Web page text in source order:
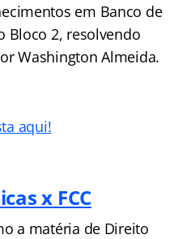
em Banco de
Bloco 2, resolvendo
Washington Almeida.
aqui!
x FCC
a matéria de Direito